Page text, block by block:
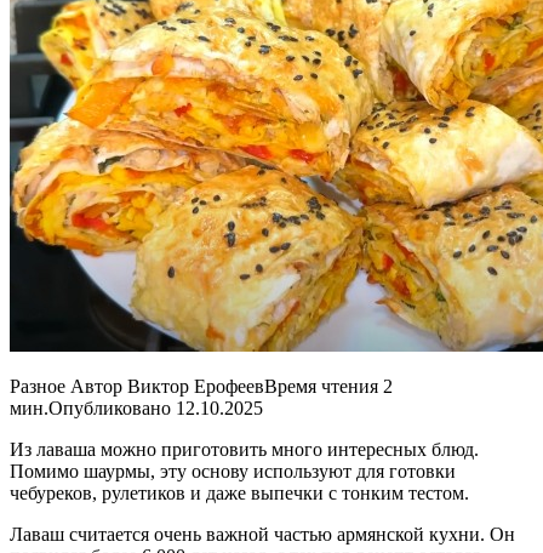
Разное Автор Виктор ЕрофеевВремя чтения 2
мин.Опубликовано 12.10.2025
Из лаваша можно приготовить много интересных блюд.
Помимо шаурмы, эту основу используют для готовки
чебуреков, рулетиков и даже выпечки с тонким тестом.
Лаваш считается очень важной частью армянской кухни. Он